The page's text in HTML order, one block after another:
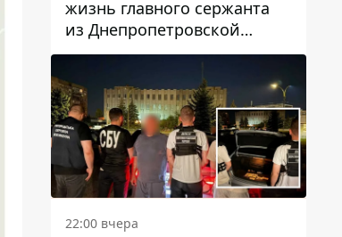
жизнь главного сержанта
из Днепропетровской
области Юрия Свистуна
22:00 вчера